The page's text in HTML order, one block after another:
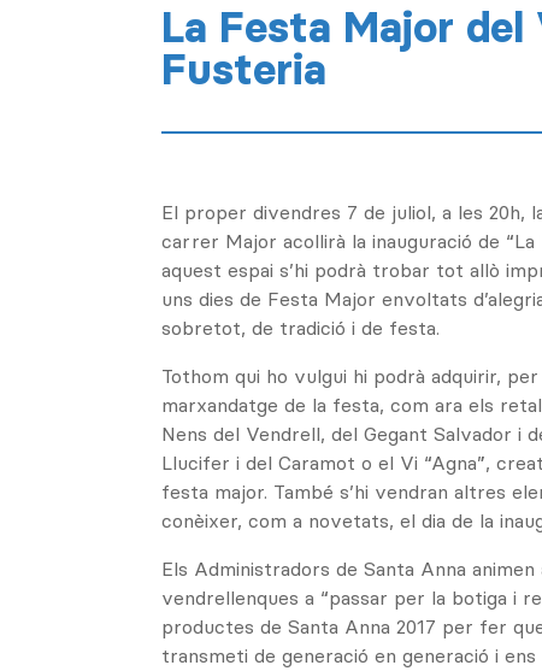
La Festa Major del
Fusteria
El proper divendres 7 de juliol, a les 20h,
carrer Major acollirà la inauguració de “La
aquest espai s’hi podrà trobar tot allò
uns dies de Festa Major envoltats
sobretot, de tradició i de festa.
Tothom qui ho vulgui hi podrà adquirir,
marxandatge de la festa, com ara els
Nens del Vendrell, del Gegant Salvador i
Llucifer i del Caramot o el Vi “Agna”,
festa major. També s’hi vendran altres
conèixer, com a novetats, el dia de la
Els Administradors de Santa Anna
vendrellenques a “passar per la botiga i
productes de Santa Anna 2017 per fer
transmeti de generació en generació i